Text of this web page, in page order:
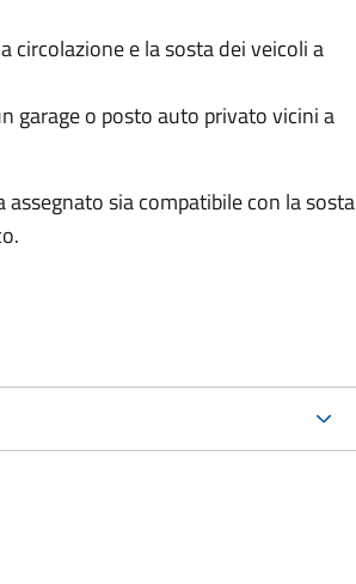
circolazione e la sosta dei veicoli a
garage o posto auto privato vicini a
sia compatibile con la sosta